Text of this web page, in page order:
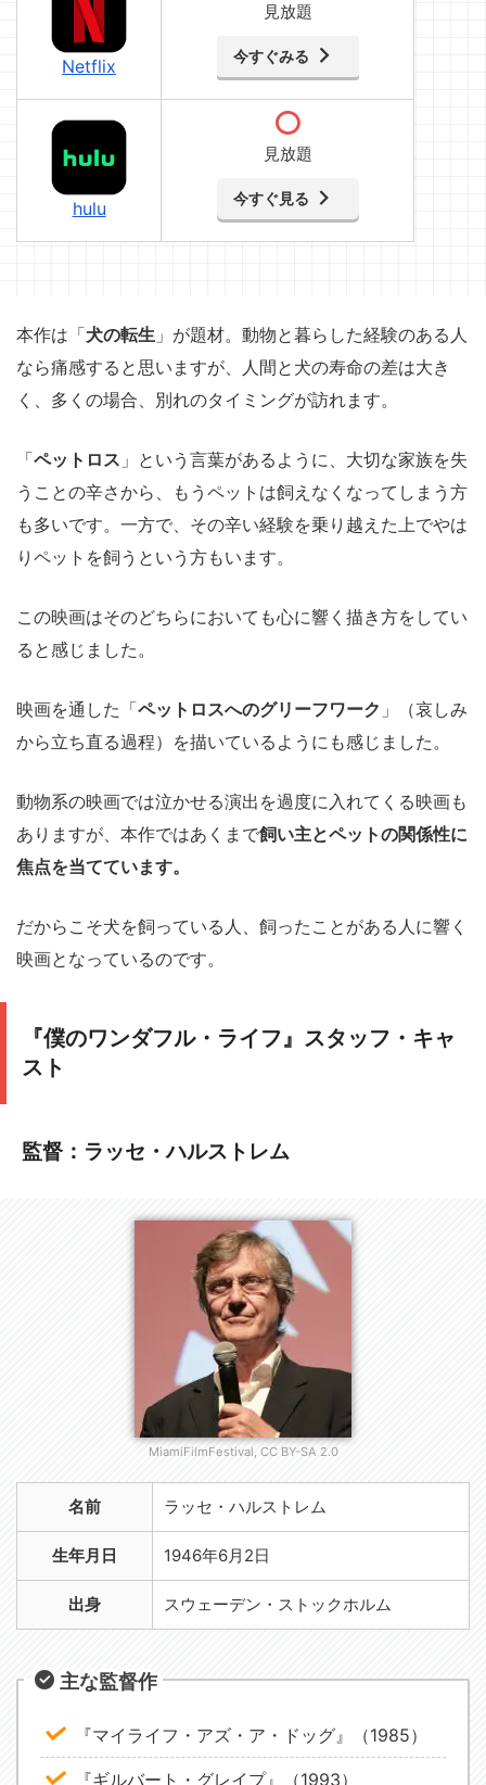
Netflix
見放題
今すぐみる
hulu
見放題
今すぐ見る
本作は「犬の転生 」が題材。動物と暮らした経験のある人
なら痛感すると思いますが、人間と犬の寿命の差は大き
く、多くの場合、別れのタイミングが訪れます。
「ペットロス 」という言葉があるように、大切な家族を失
うことの辛さから、もうペットは飼えなくなってしまう方
も多いです。一方で、その辛い経験を乗り越えた上でやは
りペットを飼うという方もいます。
この映画はそのどちらにおいても心に響く描き方をしてい
ると感じました。
映画を通した「ペットロスへのグリーフワーク 」（哀しみ
から立ち直る過程）を描いているようにも感じました。
動物系の映画では泣かせる演出を過度に入れてくる映画も
ありますが、本作ではあくまで飼い主とペットの関係性に
焦点を当てています。
だからこそ犬を飼っている人、飼ったことがある人に響く
映画となっているのです。
『僕のワンダフル・ライフ』スタッフ・キャ
スト
監督：ラッセ・ハルストレム
MiamiFilmFestival, CC BY-SA 2.0
名前 ラッセ・ハルストレム
生年月日 1946年6月2日
出身 スウェーデン・ストックホルム
主な監督作
『マイライフ・アズ・ア・ドッグ』（1985）
『ギルバート・グレイプ』（1993）